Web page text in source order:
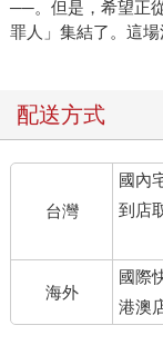
──。但是，希望正
罪人」集結了。這
配送方式
台灣
國內
到店
海外
國際
港澳